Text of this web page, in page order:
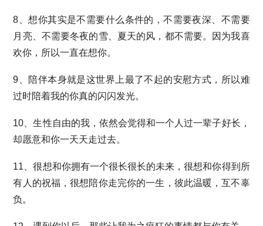
8、想你其实是不需要什么条件的，不需要夜深、不需要
月亮、不需要冬夜的雪、夏天的风，都不需要。因为我喜
欢你，所以一直在想你。
9、陪伴本身就是这世界上最了不起的安慰方式，所以难
过时陪着我的你真的闪闪发光。
10、生性自由的我，依然会觉得和一个人过一辈子好长，
却愿意和你一天天走过去。
11、很想和你拥有一个很长很长的未来，很想和你得到所
有人的祝福，很想陪你走完你的一生，彼此温暖，互不辜
负。